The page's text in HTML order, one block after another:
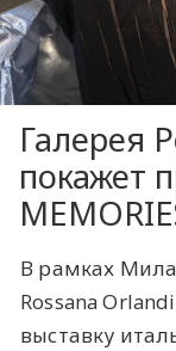
Галерея
покажет
В рамках
Rossana
выставку